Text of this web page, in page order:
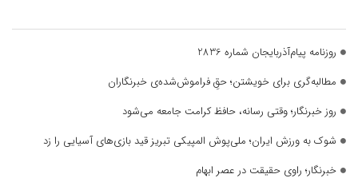
روزنامه پیام‌آذربایجان شماره 2836
مطالبه‌گری برای خویشتن؛ حقِ فراموش‌شده‌ی خبرنگاران
روز خبرنگار؛ وقتی رسانه، حافظ کرامت جامعه می‌شود
شوک به ورزش ایران؛ ملی‌پوش المپیکی تبریز قید بازی‌های آسیایی را زد
خبرنگار؛ راوی حقیقت در عصر ابهام